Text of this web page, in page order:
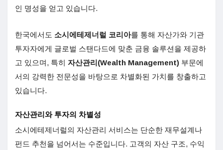
인 명성을 얻고 있습니다.
한국에서도 소시에테제너럴 코리아를 통해 자산가와 기관
투자자에게 글로벌 스탠다드에 맞춘 금융 솔루션을 제공하
고 있으며, 특히 자산관리(Wealth Management) 부문에
서의 강력한 전문성을 바탕으로 차별화된 가치를 창출하고
있습니다.
자산관리와 투자의 차별성
소시에테제너럴의 자산관리 서비스는 단순한 재무설계나
펀드 추천을 넘어서는 수준입니다. 고객의 자산 구조, 수익